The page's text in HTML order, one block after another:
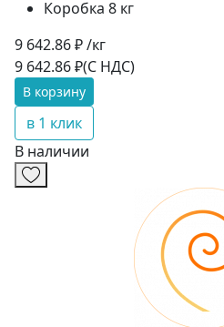
Коробка 8 кг
9 642.86 ₽ /кг
9 642.86 ₽(С НДС)
В корзину
в 1 клик
В наличии